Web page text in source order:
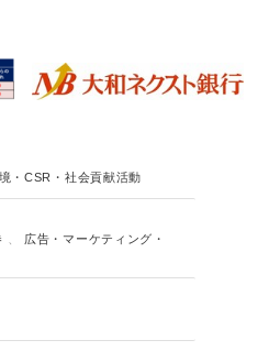
・CSR・社会貢献活動
広告・マーケティング・